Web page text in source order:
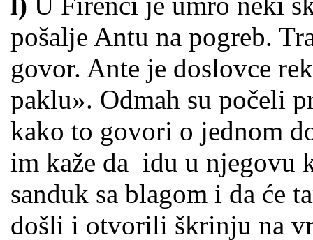
pošalje Antu na pogreb.
govor. Ante je doslovce
paklu». Odmah su počeli
kako to govori o jednom
im kaže da idu u njegovu
sanduk sa blagom i da će
došli i otvorili škrinju na